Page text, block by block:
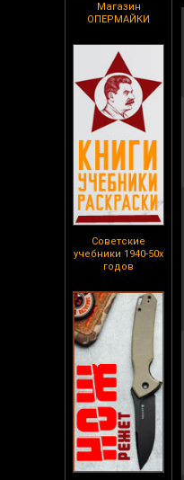
Магазин
ОПЕРМАЙКИ
Советские
учебники 1940-50х
годов